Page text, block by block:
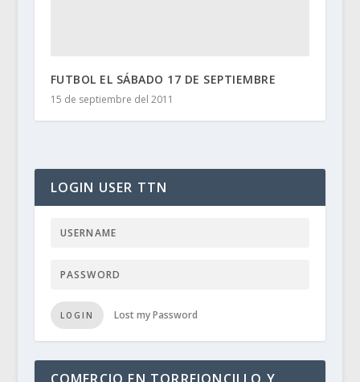
FUTBOL EL SÁBADO 17 DE SEPTIEMBRE
15 de septiembre del 2011
LOGIN USER TTN
LOGIN Lost my Password
COMERCIO EN TORREJONCILLO Y